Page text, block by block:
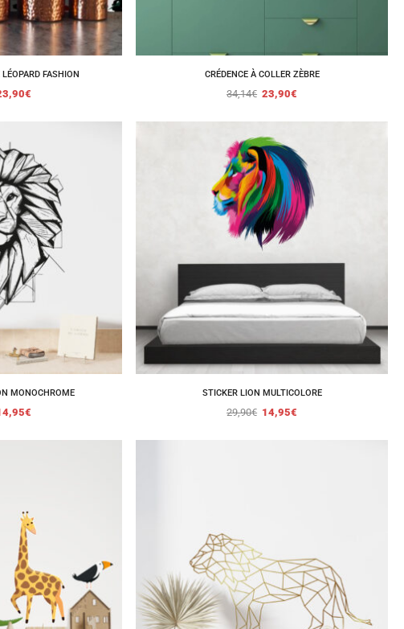
FASHION
€
CRÉDENCE À COLLER ZÈBRE
34,14€ 23,90€
MONOCHROME
€
STICKER LION MULTICOLORE
29,90€ 14,95€